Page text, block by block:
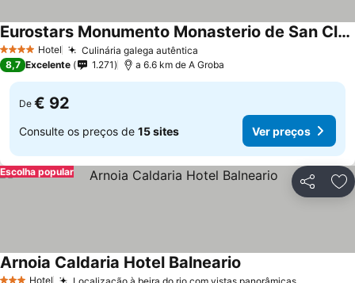
4 EstrelasHotel Culinária galega autêntica
Eurostars Monumento Monasterio de San Clodio Hotel
8,7 Excelente 1.271 a 6.6 km de A Groba
De € 92
Consulte os preços de 15 sites Ver preços
Partilhar
Escolha popular
Hotel Localização à beira do rio com vistas panorâmicas
Arnoia Caldaria Hotel Balneario